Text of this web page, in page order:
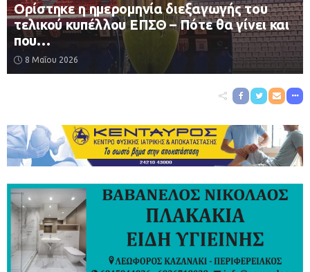
Ορίστηκε η ημερομηνία διεξαγωγής του
τελικού κυπέλλου ΕΠΣΘ – Πότε θα γίνει και
που…
8 Μαΐου 2026